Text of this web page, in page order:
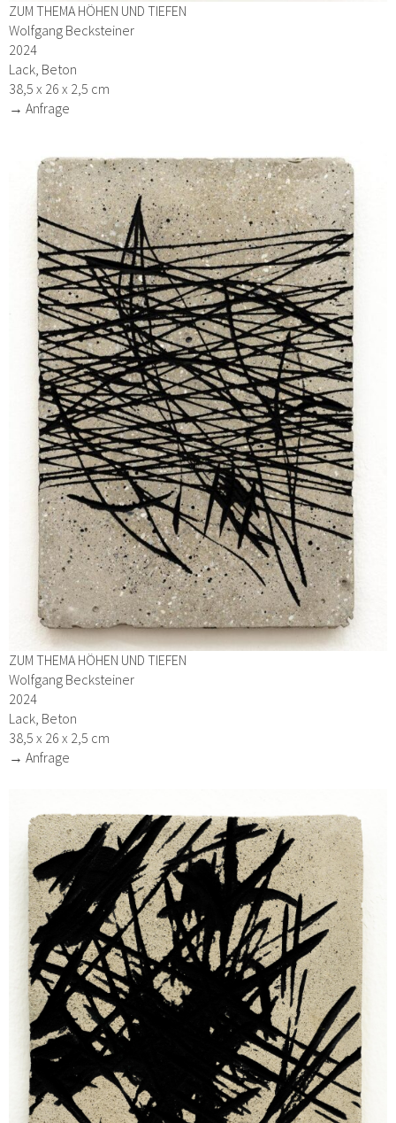
ZUM THEMA HÖHEN UND TIEFEN
Wolfgang Becksteiner
2024
Lack, Beton
38,5 x 26 x 2,5 cm
→ Anfrage
ZUM THEMA HÖHEN UND TIEFEN
Wolfgang Becksteiner
2024
Lack, Beton
38,5 x 26 x 2,5 cm
→ Anfrage